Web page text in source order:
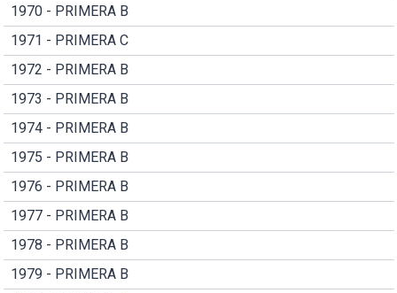
1970 - PRIMERA B
1971 - PRIMERA C
1972 - PRIMERA B
1973 - PRIMERA B
1974 - PRIMERA B
1975 - PRIMERA B
1976 - PRIMERA B
1977 - PRIMERA B
1978 - PRIMERA B
1979 - PRIMERA B